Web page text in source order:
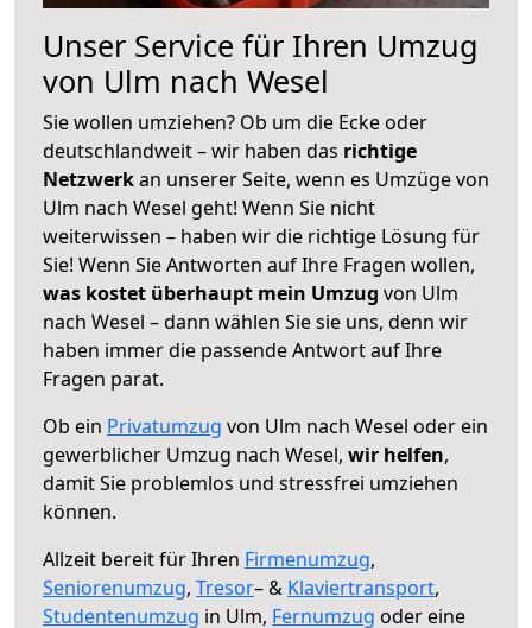
Unser Service für Ihren Umzug
von Ulm nach Wesel
Sie wollen umziehen? Ob um die Ecke oder
deutschlandweit – wir haben das richtige
Netzwerkan unserer Seite, wenn es Umzüge von
Ulm nach Wesel geht! Wenn Sie nicht
weiterwissen – haben wir die richtige Lösung für
Sie! Wenn Sie Antworten auf Ihre Fragen wollen,
was kostet überhaupt mein Umzug von Ulm
nach Wesel – dann wählen Sie sie uns, denn wir
haben immer die passende Antwort auf Ihre
Fragen parat.
Ob ein Privatumzug von Ulm nach Wesel oder ein
gewerblicher Umzug nach Wesel, wir helfen,
damit Sie problemlos und stressfrei umziehen
können.
Allzeit bereit für Ihren Firmenumzug,
Seniorenumzug, Tresor– & Klaviertransport,
Studentenumzug in Ulm, Fernumzug oder eine